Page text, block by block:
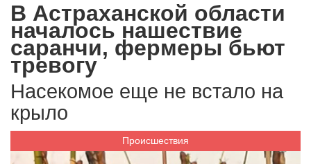
В Астраханской области
началось нашествие
саранчи, фермеры бьют
тревогу
Насекомое еще не встало на
крыло
Происшествия